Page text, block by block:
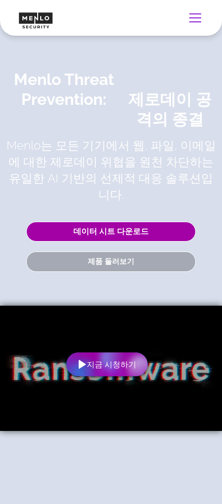
Menlo Threat
Prevention:
제로데이 공
격의 종결
Menlo는 모든 기기에서 웹, 파일, 이메일
에 대한 제로데이 위협을 원천 차단하는
유일한 AI 기반의 선제적 대응 솔루션입
니다.
데이터 시트 다운로드
제품 둘러보기
지금 시청하기